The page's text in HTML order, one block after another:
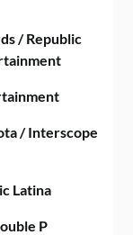
/ Republic
/ Interscope
Latina
P